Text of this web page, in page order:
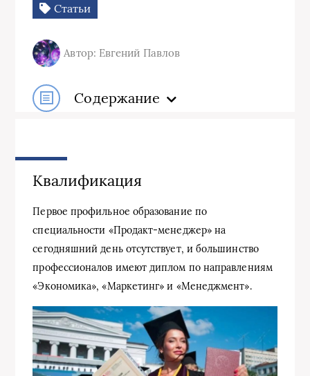
Статьи
Автор: Евгений Павлов
Содержание
Квалификация
Первое профильное образование по
специальности «Продакт-менеджер» на
сегодняшний день отсутствует, и большинство
профессионалов имеют диплом по направлениям
«Экономика», «Маркетинг» и «Менеджмент».